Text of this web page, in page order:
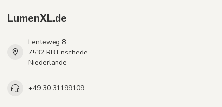
LumenXL.de
Lenteweg 8
7532 RB Enschede
Niederlande
+49 30 31199109